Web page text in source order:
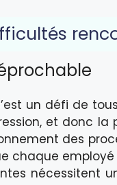
un défi de
et donc
des
chaque
nécessitent